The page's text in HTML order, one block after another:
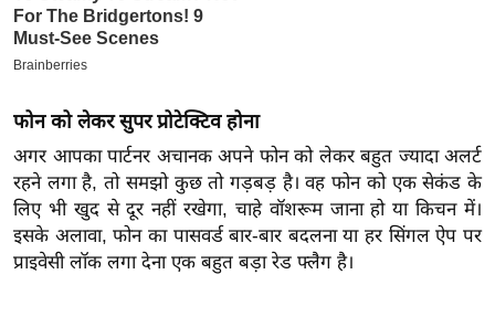
पे
प
र
मि
सा
ल
बे
मि
सा
फोन को लेकर सुपर प्रोटेक्टिव होना
अगर आपका पार्टनर अचानक अपने फोन को लेकर बहुत ज्यादा अलर्ट
रहने लगा है, तो समझो कुछ तो गड़बड़ है। वह फोन को एक सेकंड के
लिए भी खुद से दूर नहीं रखेगा, चाहे वॉशरूम जाना हो या किचन में।
इसके अलावा, फोन का पासवर्ड बार-बार बदलना या हर सिंगल ऐप पर
प्राइवेसी लॉक लगा देना एक बहुत बड़ा रेड फ्लैग है।